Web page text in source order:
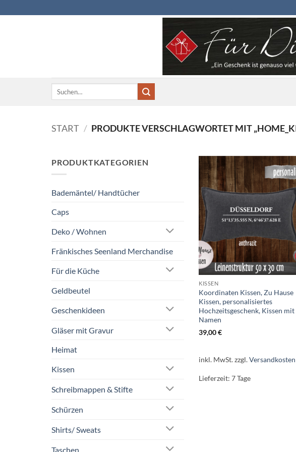
Inhalt
Suchen
START / PRODUKTE VERSCHLAGWORTET MIT
PRODUKTKATEGORIEN
Bademäntel/ Handtücher
Caps
Deko / Wohnen
Fränkisches Seenland Merchandise
Für die Küche
Geldbeutel
Geschenkideen
Gläser mit Gravur
Heimat
Kissen
Schreibmappen & Stifte
Schürzen
Shirts/ Sweats
Taschen
KISSEN
Koordinaten Kissen, Zu Hause
Kissen, personalisiertes
Hochzeitsgeschenk, Kissen mit
Namen
39,00€
inkl. MwSt.zzgl.Versandkosten
Lieferzeit:7 Tage